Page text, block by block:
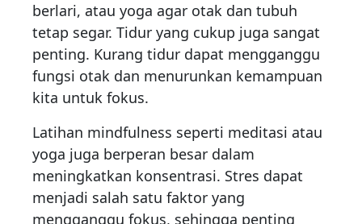
berlari, atau yoga agar otak dan tubuh
tetap segar. Tidur yang cukup juga sangat
penting. Kurang tidur dapat mengganggu
fungsi otak dan menurunkan kemampuan
kita untuk fokus.
Latihan mindfulness seperti meditasi atau
yoga juga berperan besar dalam
meningkatkan konsentrasi. Stres dapat
menjadi salah satu faktor yang
mengganggu fokus, sehingga penting